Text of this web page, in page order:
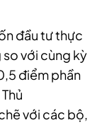
đầu tư thực
so với cùng kỳ
điểm phần
với các bộ,